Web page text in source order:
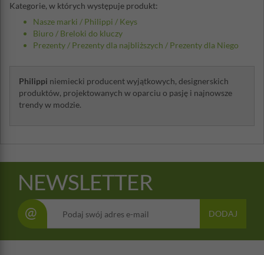
Kategorie, w których występuje produkt:
Nasze marki / Philippi / Keys
Biuro / Breloki do kluczy
Prezenty / Prezenty dla najbliższych / Prezenty dla Niego
Philippi niemiecki producent wyjątkowych, designerskich
produktów, projektowanych w oparciu o pasję i najnowsze
trendy w modzie.
NEWSLETTER
@ DODAJ